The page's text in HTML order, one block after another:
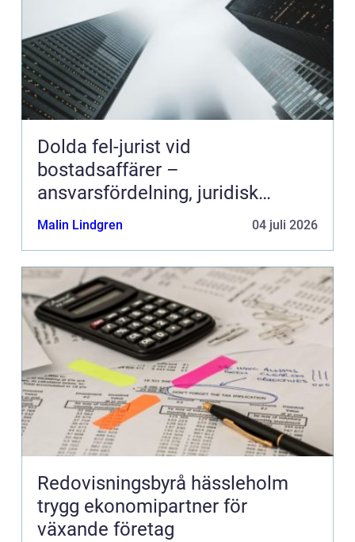
Dolda fel-jurist vid
bostadsaffärer –
ansvarsfördelning, juridisk
prövning och hantering av
fastighetstvister
Malin Lindgren 04 juli 2026
Redovisningsbyrå hässleholm
trygg ekonomipartner för
växande företag